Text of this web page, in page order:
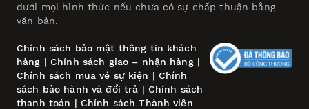
dưới mọi hình thức nếu chưa có sự chấp thuận bằng
văn bản.
Chính sách bảo mật thông tin khách
hàng | Chính sách giao – nhận hàng|
Chính sách mua vé sự kiện | Chính
sách bảo hành và đổi trả | Chính sách
thanh toán | Chính sách Thành viên